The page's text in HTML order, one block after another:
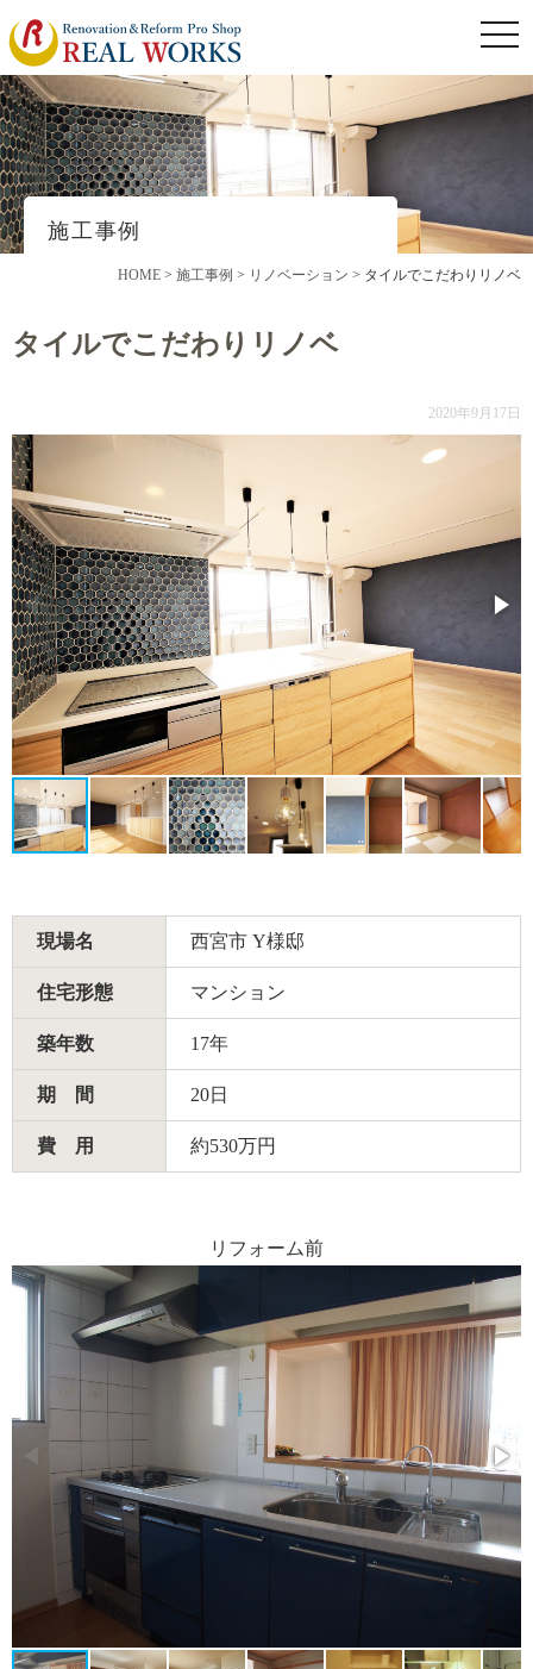
施工事例
HOME > 施工事例 > リノベーション > タイルでこだわりリノベ
タイルでこだわりリノベ
2020年9月17日
現場名 西宮市 Y様邸
住宅形態 マンション
築年数 17年
期 間 20日
費 用 約530万円
リフォーム前